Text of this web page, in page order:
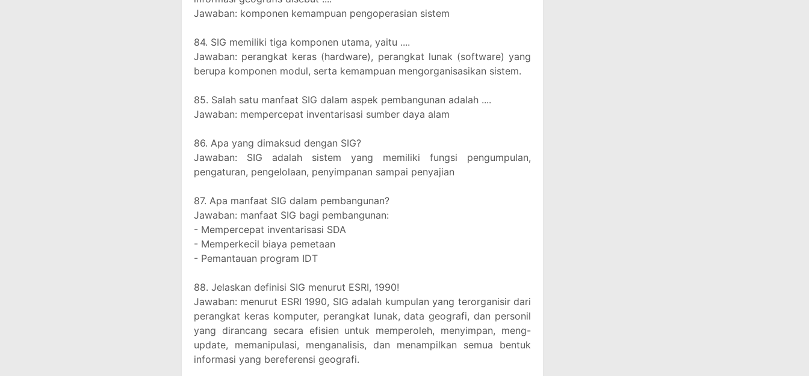
Jawaban: komponen kemampuan pengoperasian sistem
84. SIG memiliki tiga komponen utama, yaitu ....
Jawaban: perangkat keras (hardware), perangkat lunak (software) yang
berupa komponen modul, serta kemampuan mengorganisasikan sistem.
85. Salah satu manfaat SIG dalam aspek pembangunan adalah ....
Jawaban: mempercepat inventarisasi sumber daya alam
86. Apa yang dimaksud dengan SIG?
Jawaban: SIG adalah sistem yang memiliki fungsi pengumpulan,
pengaturan, pengelolaan, penyimpanan sampai penyajian
87. Apa manfaat SIG dalam pembangunan?
Jawaban: manfaat SIG bagi pembangunan:
- Mempercepat inventarisasi SDA
- Memperkecil biaya pemetaan
- Pemantauan program IDT
88. Jelaskan definisi SIG menurut ESRI, 1990!
Jawaban: menurut ESRI 1990, SIG adalah kumpulan yang terorganisir dari
perangkat keras komputer, perangkat lunak, data geografi, dan personil
yang dirancang secara efisien untuk memperoleh, menyimpan, meng-
update, memanipulasi, menganalisis, dan menampilkan semua bentuk
informasi yang bereferensi geografi.